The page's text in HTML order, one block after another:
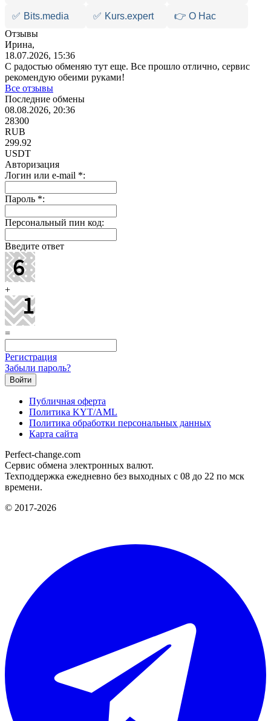
✅ Bits.media ✅ Kurs.expert
👉 О Нас
Отзывы
Ирина,
18.07.2026, 15:36
С радостью обменяю тут еще. Все прошло отлично, сервис
рекомендую обеими руками!
Все отзывы
Последние обмены
08.08.2026, 20:36
28300
RUB
299.92
USDT
Авторизация
Логин или e-mail *:
Пароль *:
Персональный пин код:
Введите ответ
+
=
Регистрация
Забыли пароль?
Публичная оферта
Политика KYT/AML
Политика обработки персональных данных
Карта сайта
Perfect-change.com
Сервис обмена электронных валют.
Техподдержка ежедневно без выходных с 08 до 22 по мск
времени.
© 2017-2026